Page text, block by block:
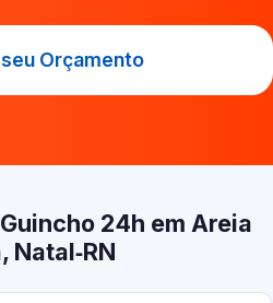
Orçamento
24h em Areia
Natal‑RN